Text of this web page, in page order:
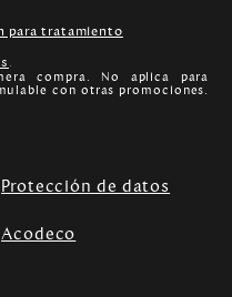
para tratamiento
.
compra. No aplica para
con otras promociones.
Protección de datos
Acodeco